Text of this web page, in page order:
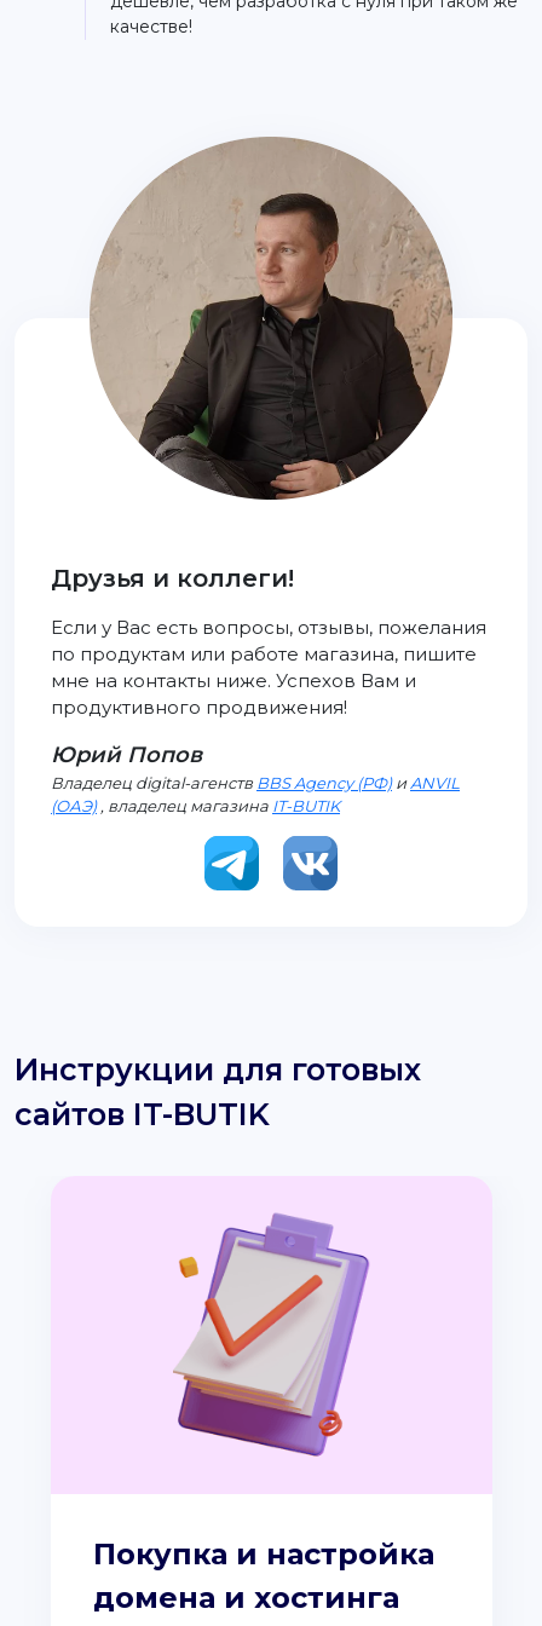
качестве!
Друзья и коллеги!
Если у Вас есть вопросы, отзывы, пожелания
по продуктам или работе магазина, пишите
мне на контакты ниже. Успехов Вам и
продуктивного продвижения!
Юрий Попов
Владелец digital-агенств BBS Agency (РФ)иANVIL
(ОАЭ), владелец магазина IT-BUTIK
Инструкции для готовых
сайтов IT-BUTIK
Покупка и настройка
домена и хостинга